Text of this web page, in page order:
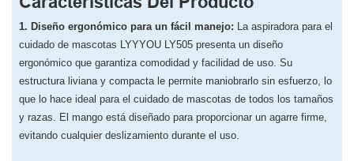
1. Diseño ergonómico para un fácil manejo: La aspiradora para el
cuidado de mascotas LYYYOU LY505 presenta un diseño
ergonómico que garantiza comodidad y facilidad de uso. Su
estructura liviana y compacta le permite maniobrarlo sin esfuerzo, lo
que lo hace ideal para el cuidado de mascotas de todos los tamaños
y razas. El mango está diseñado para proporcionar un agarre firme,
evitando cualquier deslizamiento durante el uso.